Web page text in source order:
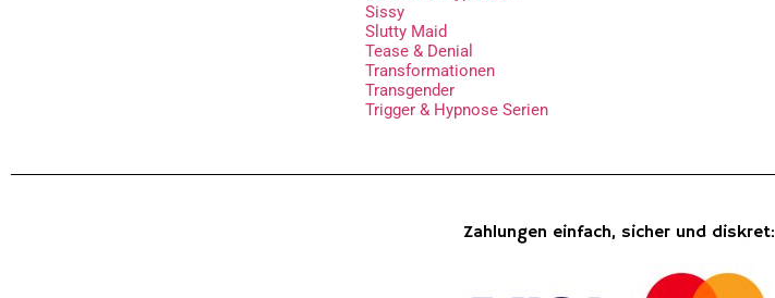
Sissy
Slutty Maid
Tease & Denial
Transformationen
Transgender
Trigger & Hypnose Serien
Zahlungen einfach, sicher und diskret: